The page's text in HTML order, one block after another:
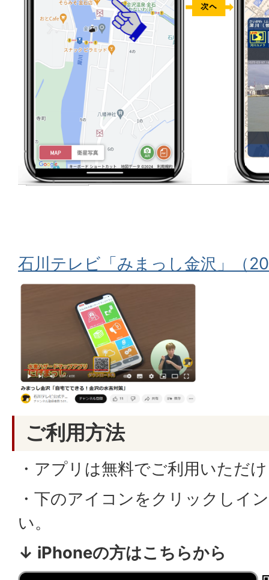
石川テレビ「みまっし金沢」（
ご利用方法
・アプリは無料でご利用いただ
・下のアイコンをクリックしイ
い。
↓ iPhoneの方はこちらから